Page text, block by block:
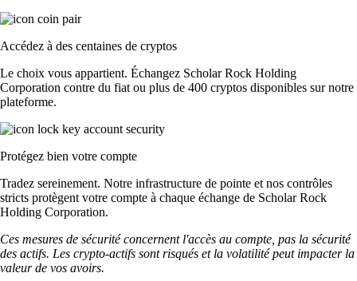
Accédez à des centaines de cryptos
Le choix vous appartient. Échangez Scholar Rock Holding
Corporation contre du fiat ou plus de 400 cryptos disponibles sur notre
plateforme.
Protégez bien votre compte
Tradez sereinement. Notre infrastructure de pointe et nos contrôles
stricts protègent votre compte à chaque échange de Scholar Rock
Holding Corporation.
Ces mesures de sécurité concernent l'accès au compte, pas la sécurité
des actifs. Les crypto-actifs sont risqués et la volatilité peut impacter la
valeur de vos avoirs.